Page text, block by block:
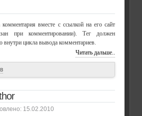
вместе с ссылкой на его сайт
при комментировании). Тег должен
внутри цикла вывода комментариев.
Читать дальше..
15.02.2010